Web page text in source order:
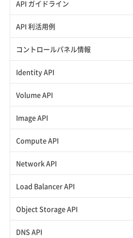
API ガイドライン
APIのご利用について
API 利活用例
APIでAPIサブユーザーを作成する
APIでVPSにISOイメージを挿入する
APIでVPSを作成する
コントロールパネル情報
APIユーザーを作成する
API情報を確認する
Identity API
Credential一覧取得
Credential作成
Credential削除
サブユーザーにロールを紐づけ
サブユーザー一覧取得
Volume API
スナップショット一覧取得
スナップショット作成
スナップショット削除
スナップショット詳細取得（アイテム指定）
Image API
ISOイメージアップロード
ISOイメージ作成
イメージ一覧取得
Compute API
ISOイメージ挿入/排出
SSHキーペア一覧取得
SSHキーペア作成
Network API
QoSポリシー一覧取得
QoSポリシー詳細取得
サブネット一覧取得
Load Balancer API
プール一覧取得
プール作成
Object Storage API
Web公開
DNS API